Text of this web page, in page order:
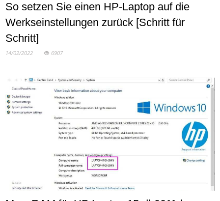
So setzen Sie einen HP-Laptop auf die
Werkseinstellungen zurück [Schritt für
Schritt]
14/02/2022 6907